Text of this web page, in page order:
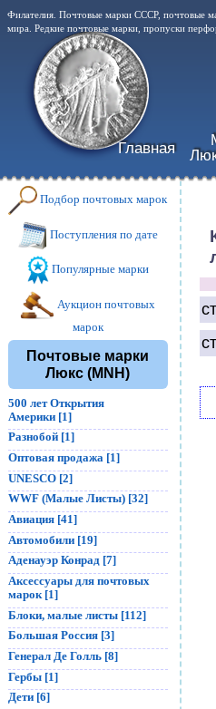
Филателия. Почтовые марки СССР, почтовые
мира. Редкие почтовые марки, пропуски
Главная
Подбор почтовых марок
Поступления по дате
Популярные марки
Аукцион почтовых
марок
Почтовые марки
Люкс (MNH)
500 лет Открытия
Америки [1]
Разнобой [1]
Оптовая продажа [1]
UNESCO [2]
WWF (Малые Листы) [32]
Авиация [41]
Автомобили [19]
Аденауэр Конрад [7]
Аксессуары для почтовых
марок [1]
Блоки, малые листы [112]
Большая Россия [3]
Генерал Де Голль [8]
Гербы [1]
Дети [6]